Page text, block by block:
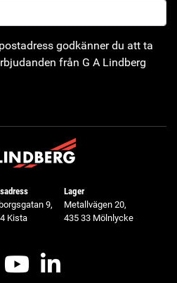
godkänner du att ta
från G A Lindberg
9,
Kista
Lager
Metallvägen 20,
435 33 Mölnlycke
YoutubeLinkedIn